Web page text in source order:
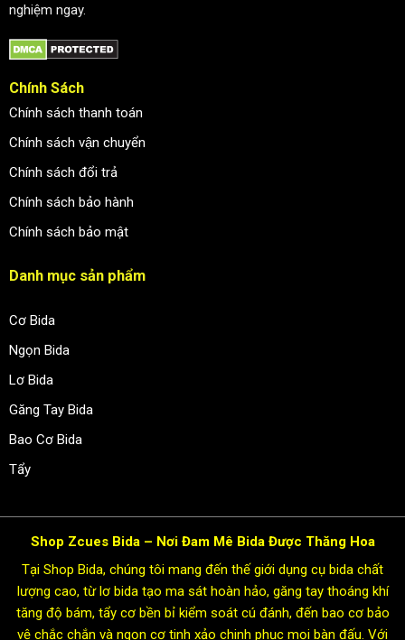
nghiệm ngay.
Chính Sách
Chính sách thanh toán
Chính sách vận chuyển
Chính sách đổi trả
Chính sách bảo hành
Chính sách bảo mật
Danh mục sản phẩm
Cơ Bida
Ngọn Bida
Lơ Bida
Găng Tay Bida
Bao Cơ Bida
Tẩy
Shop Zcues Bida – Nơi Đam Mê Bida Được Thăng Hoa
Tại Shop Bida, chúng tôi mang đến thế giới dụng cụ bida chất
lượng cao, từ lơ bida tạo ma sát hoàn hảo, găng tay thoáng khí
tăng độ bám, tẩy cơ bền bỉ kiểm soát cú đánh, đến bao cơ bảo
vệ chắc chắn và ngọn cơ tinh xảo chinh phục mọi bàn đấu. Với